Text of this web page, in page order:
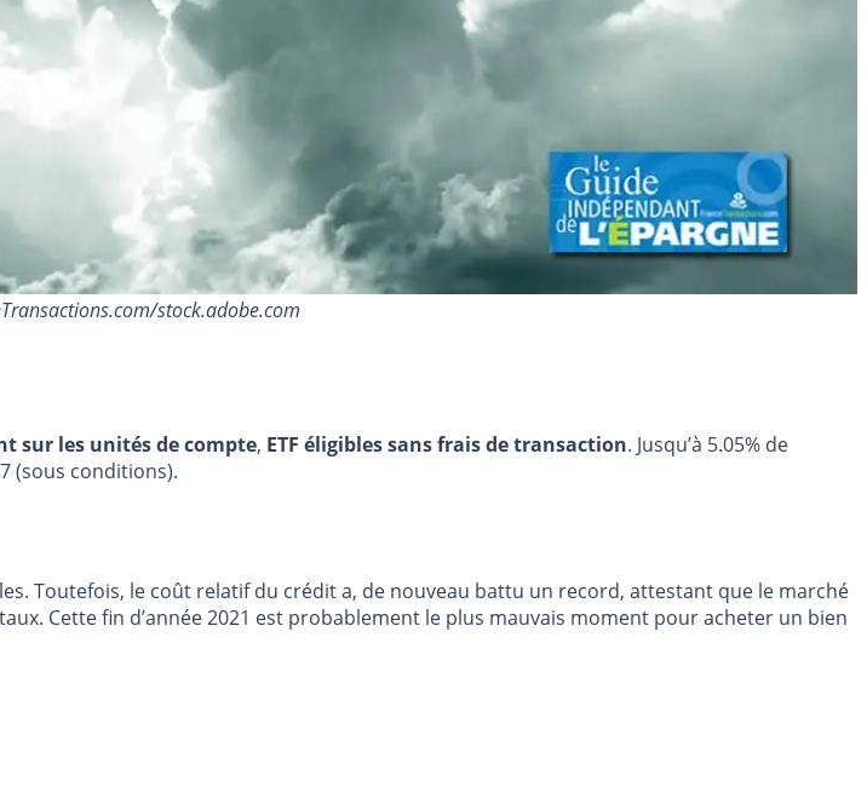
stock.adobe.com
sur les unités de compte, ETF éligibles sans frais de transaction. Jusqu’à 5.05% de
(sous conditions).
Toutefois, le coût relatif du crédit a, de nouveau battu un record, attestant que le marché
Cette fin d’année 2021 est probablement le plus mauvais moment pour acheter un bien